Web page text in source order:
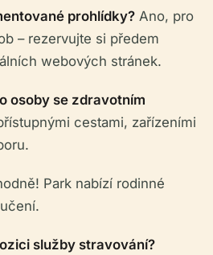
prohlídky? Ano, pro
– rezervujte si předem
webových stránek.
osoby se zdravotním
cestami, zařízeními
Park nabízí rodinné
služby stravování?